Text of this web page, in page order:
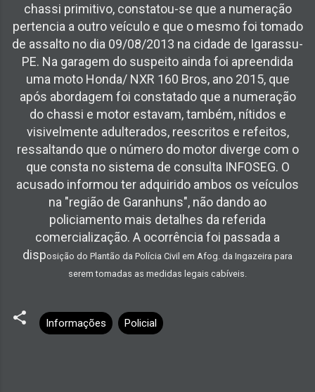
chassi primitivo, constatou-se que a numeração
pertencia a outro veículo e que o mesmo foi tomado
de assalto no dia 09/08/2013 na cidade de Igarassu-
PE. Na garagem do suspeito ainda foi apreendida
uma moto Honda/ NXR 160 Bros, ano 2015, que
após abordagem foi constatado que a numeração
do chassi e motor estavam, também, nítidos e
visivelmente adulterados, reescritos e refeitos,
ressaltando que o número do motor diverge com o
que consta no sistema de consulta INFOSEG. O
acusado informou ter adquirido ambos os veículos
na "região de Garanhuns", não dando ao
policiamento mais detalhes da referida
comercialização. A ocorrência foi passada a
disposição do Plantão da Polícia Civil em Afog. da Ingazeira para
serem tomadas as medidas legais cabíveis.
Informações Policial